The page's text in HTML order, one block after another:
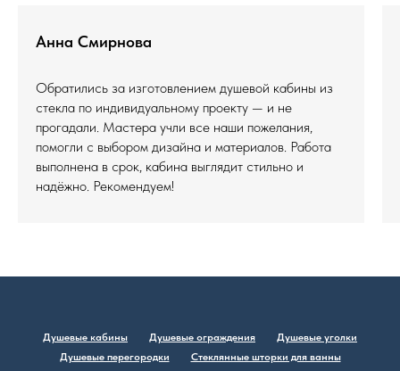
Анна Смирнова
Обратились за изготовлением душевой кабины из
стекла по индивидуальному проекту — и не
прогадали. Мастера учли все наши пожелания,
помогли с выбором дизайна и материалов. Работа
выполнена в срок, кабина выглядит стильно и
надёжно. Рекомендуем!
Душевые кабины Душевые ограждения
Душевые уголки
Душевые перегородки
Стеклянные шторки для ванны